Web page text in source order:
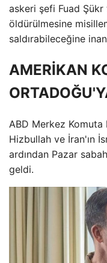
askeri şefi Fuad
öldürülmesine
saldırabileceğine
AMERİKAN
ABD Merkez Komuta
Hizbullah ve İran'ın
ardından Pazar
geldi.